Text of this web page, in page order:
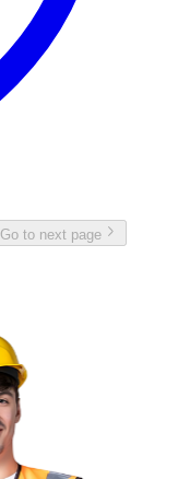
Go to next page